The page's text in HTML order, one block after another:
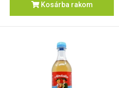
Kosárba rakom